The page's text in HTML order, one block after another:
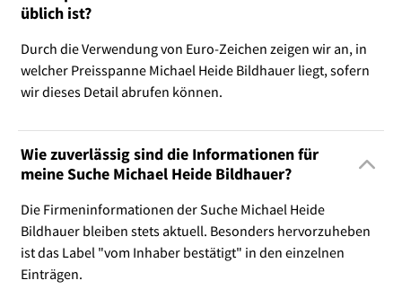
üblich ist?
Durch die Verwendung von Euro-Zeichen zeigen wir an, in
welcher Preisspanne Michael Heide Bildhauer liegt, sofern
wir dieses Detail abrufen können.
Wie zuverlässig sind die Informationen für
meine Suche Michael Heide Bildhauer?
Die Firmeninformationen der Suche Michael Heide
Bildhauer bleiben stets aktuell. Besonders hervorzuheben
ist das Label "vom Inhaber bestätigt" in den einzelnen
Einträgen.